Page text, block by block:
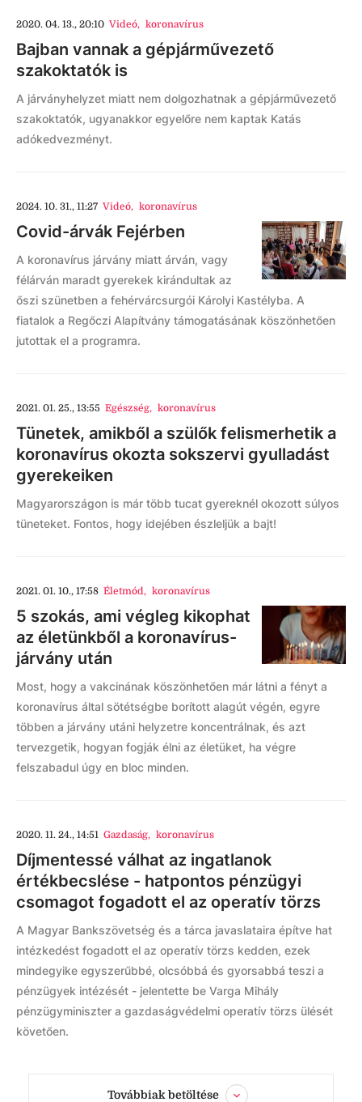
2020. 04. 13., 20:10 Videó, koronavírus
Bajban vannak a gépjárművezető
szakoktatók is
A járványhelyzet miatt nem dolgozhatnak a gépjárművezető
szakoktatók, ugyanakkor egyelőre nem kaptak Katás
adókedvezményt.
2024. 10. 31., 11:27 Videó, koronavírus
Covid-árvák Fejérben
A koronavírus járvány miatt árván, vagy
félárván maradt gyerekek kirándultak az
őszi szünetben a fehérvárcsurgói Károlyi Kastélyba. A
fiatalok a Regőczi Alapítvány támogatásának köszönhetően
jutottak el a programra.
2021. 01. 25., 13:55 Egészség, koronavírus
Tünetek, amikből a szülők felismerhetik a
koronavírus okozta sokszervi gyulladást
gyerekeiken
Magyarországon is már több tucat gyereknél okozott súlyos
tüneteket. Fontos, hogy idejében észleljük a bajt!
2021. 01. 10., 17:58 Életmód, koronavírus
5 szokás, ami végleg kikophat
az életünkből a koronavírus-
járvány után
Most, hogy a vakcinának köszönhetően már látni a fényt a
koronavírus által sötétségbe borított alagút végén, egyre
többen a járvány utáni helyzetre koncentrálnak, és azt
tervezgetik, hogyan fogják élni az életüket, ha végre
felszabadul úgy en bloc minden.
2020. 11. 24., 14:51 Gazdaság, koronavírus
Díjmentessé válhat az ingatlanok
értékbecslése - hatpontos pénzügyi
csomagot fogadott el az operatív törzs
A Magyar Bankszövetség és a tárca javaslataira építve hat
intézkedést fogadott el az operatív törzs kedden, ezek
mindegyike egyszerűbbé, olcsóbbá és gyorsabbá teszi a
pénzügyek intézését - jelentette be Varga Mihály
pénzügyminiszter a gazdaságvédelmi operatív törzs ülését
követően.
Továbbiak betöltése